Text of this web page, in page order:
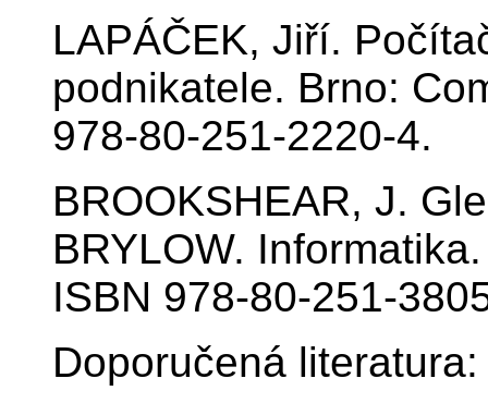
LAPÁČEK, Jiří.
podnikatele. Brno:
978-80-251-2220-4.
BROOKSHEAR, J.
BRYLOW.
ISBN 978-80-251-
Doporučená literatura: